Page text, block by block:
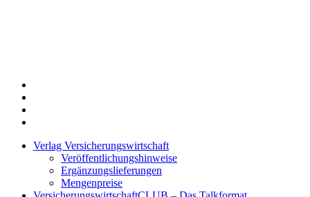
Verlag Versicherungswirtschaft
Veröffentlichungshinweise
Ergänzungslieferungen
Mengenpreise